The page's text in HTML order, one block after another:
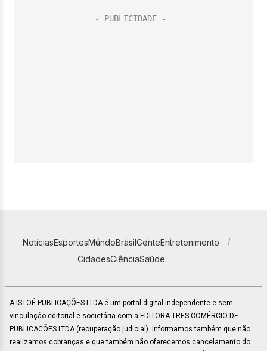
NotíciasEsportesMundoBrasilGenteEntretenimento
CidadesCiênciaSaúde
A ISTOÉ PUBLICAÇÕES LTDA é um portal digital independente e sem
vinculação editorial e societária com a EDITORA TRES COMÉRCIO DE
PUBLICACÕES LTDA (recuperação judicial). Informamos também que não
realizamos cobranças e que também não oferecemos cancelamento do